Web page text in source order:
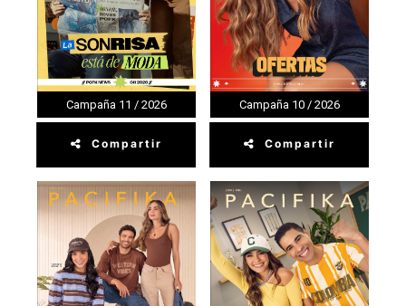
Campaña 11 / 2026
Compartir
Catálogo
Campaña 10 / 2026
Compartir
Catálogo